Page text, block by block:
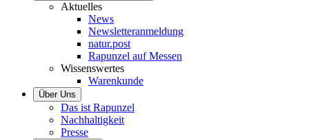
Aktuelles
News
Newsletteranmeldung
natur.post
Rapunzel auf Messen
Wissenswertes
Warenkunde
Über Uns
Das ist Rapunzel
Nachhaltigkeit
Presse